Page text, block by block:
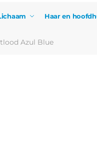
Haar en
Azul Blue